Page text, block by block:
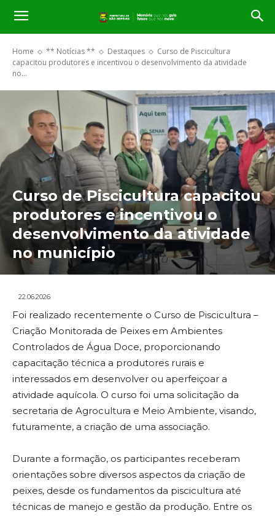
Home ** Notícias ** Destaques
Curso de Piscicultura
capacitou produtores e incentivou o desenvolvimento da atividade
no...
Curso de Piscicultura capacitou
produtores e incentivou o
desenvolvimento da atividade
no município
22.06.2026
Foi realizado recentemente o Curso de Piscicultura –
Criação Monitorada de Peixes em Ambientes
Controlados de Água Doce, proporcionando
capacitação técnica a produtores rurais e
interessados em desenvolver ou aperfeiçoar a
atividade aquícola. O curso foi uma solicitação da
secretaria de Agrocultura e Meio Ambiente, visando,
futuramente, a criação de uma associação.
Durante a formação, os participantes receberam
orientações sobre diversos aspectos da criação de
peixes, desde os fundamentos da piscicultura até
técnicas de manejo e gestão da produção. Entre os